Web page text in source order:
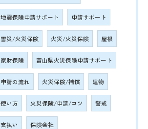
地震保険申請サポート 申請サポート
雪災/火災保険 火災/火災保険 屋根
家財保険 富山県火災保険申請サポート
申請の流れ 火災保険/補償 建物
使い方 火災保険/申請/コツ 警戒
支払い 保険会社